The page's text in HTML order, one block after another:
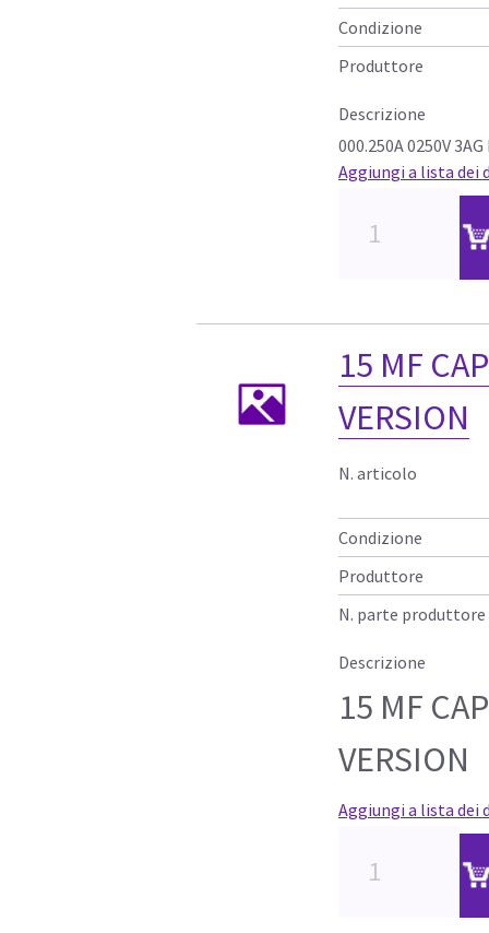
Condizione
Produttore
Descrizione
000.250A 0250V
Aggiungi a lista dei
15 MF
VERSION
N. articolo
Condizione
Produttore
N. parte produttore
Descrizione
15 MF
VERSION
Aggiungi a lista dei